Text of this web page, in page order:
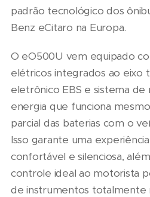
padrão tecnológico dos
Benz eCitaro na Europa.
O eO500U vem equipado
elétricos integrados ao eixo
eletrônico EBS e sistema
energia que funciona
parcial das baterias com o
Isso garante uma
confortável e silenciosa,
controle ideal ao motorista
de instrumentos totalmente